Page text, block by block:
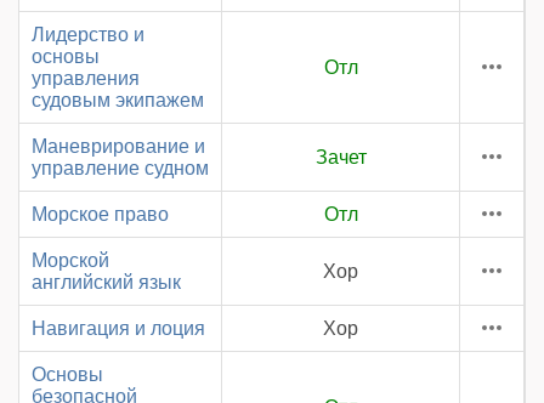
Лидерство и
основы
управления
судовым экипажем
Отл
Маневрирование и
управление судном
Зачет
Морское право Отл
Морской
английский язык
Хор
Навигация и лоция Хор
Основы
безопасной